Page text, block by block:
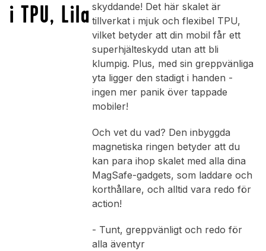
i TPU, Lila skyddande! Det här skalet är
tillverkat i mjuk och flexibel TPU,
vilket betyder att din mobil får ett
superhjälteskydd utan att bli
klumpig. Plus, med sin greppvänliga
yta ligger den stadigt i handen -
ingen mer panik över tappade
mobiler!
Och vet du vad? Den inbyggda
magnetiska ringen betyder att du
kan para ihop skalet med alla dina
MagSafe-gadgets, som laddare och
korthållare, och alltid vara redo för
action!
- Tunt, greppvänligt och redo för
alla äventyr